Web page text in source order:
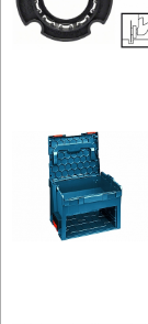
OBRÓBKA
METALU